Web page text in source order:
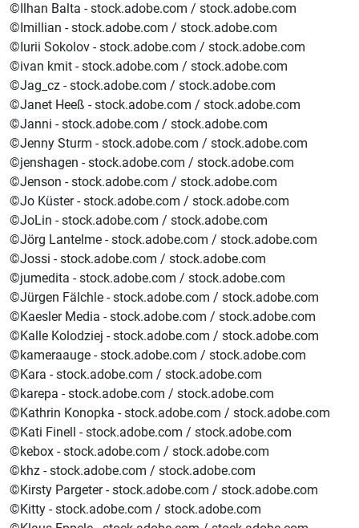
©Ilhan Balta - stock.adobe.com / stock.adobe.com
©Imillian - stock.adobe.com / stock.adobe.com
©Iurii Sokolov - stock.adobe.com / stock.adobe.com
©ivan kmit - stock.adobe.com / stock.adobe.com
©Jag_cz - stock.adobe.com / stock.adobe.com
©Janet Heeß - stock.adobe.com / stock.adobe.com
©Janni - stock.adobe.com / stock.adobe.com
©Jenny Sturm - stock.adobe.com / stock.adobe.com
©jenshagen - stock.adobe.com / stock.adobe.com
©Jenson - stock.adobe.com / stock.adobe.com
©Jo Küster - stock.adobe.com / stock.adobe.com
©JoLin - stock.adobe.com / stock.adobe.com
©Jörg Lantelme - stock.adobe.com / stock.adobe.com
©Jossi - stock.adobe.com / stock.adobe.com
©jumedita - stock.adobe.com / stock.adobe.com
©Jürgen Fälchle - stock.adobe.com / stock.adobe.com
©Kaesler Media - stock.adobe.com / stock.adobe.com
©Kalle Kolodziej - stock.adobe.com / stock.adobe.com
©kameraauge - stock.adobe.com / stock.adobe.com
©Kara - stock.adobe.com / stock.adobe.com
©karepa - stock.adobe.com / stock.adobe.com
©Kathrin Konopka - stock.adobe.com / stock.adobe.com
©Kati Finell - stock.adobe.com / stock.adobe.com
©kebox - stock.adobe.com / stock.adobe.com
©khz - stock.adobe.com / stock.adobe.com
©Kirsty Pargeter - stock.adobe.com / stock.adobe.com
©Kitty - stock.adobe.com / stock.adobe.com